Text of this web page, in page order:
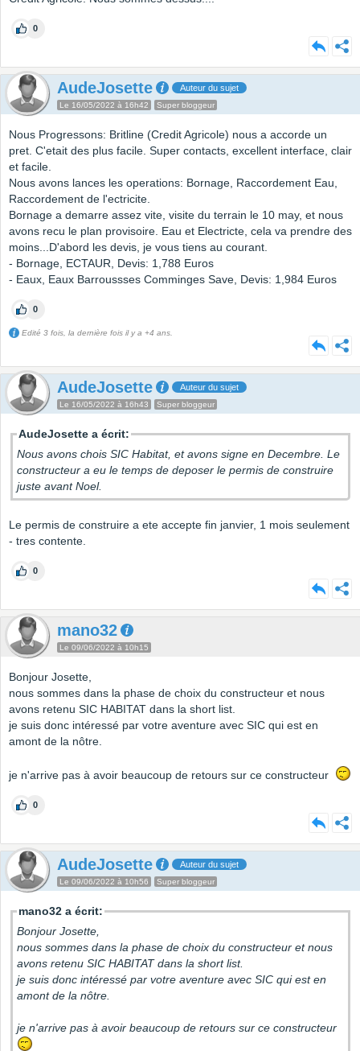
0
AudeJosette Auteur du sujet
Le 16/05/2022 à 16h42 Super bloggeur
Nous Progressons: Britline (Credit Agricole) nous a accorde un
pret. C'etait des plus facile. Super contacts, excellent interface, clair
et facile.
Nous avons lances les operations: Bornage, Raccordement Eau,
Raccordement de l'ectricite.
Bornage a demarre assez vite, visite du terrain le 10 may, et nous
avons recu le plan provisoire. Eau et Electricte, cela va prendre des
moins...D'abord les devis, je vous tiens au courant.
- Bornage, ECTAUR, Devis: 1,788 Euros
- Eaux, Eaux Barroussses Comminges Save, Devis: 1,984 Euros
0
Edité 3 fois, la dernière fois il y a +4 ans.
AudeJosette Auteur du sujet
Le 16/05/2022 à 16h43 Super bloggeur
AudeJosette a écrit:
Nous avons chois SIC Habitat, et avons signe en Decembre. Le
constructeur a eu le temps de deposer le permis de construire
juste avant Noel.
Le permis de construire a ete accepte fin janvier, 1 mois seulement
- tres contente.
0
mano32
Le 09/06/2022 à 10h15
Bonjour Josette,
nous sommes dans la phase de choix du constructeur et nous
avons retenu SIC HABITAT dans la short list.
je suis donc intéressé par votre aventure avec SIC qui est en
amont de la nôtre.
je n'arrive pas à avoir beaucoup de retours sur ce constructeur
0
AudeJosette Auteur du sujet
Le 09/06/2022 à 10h56 Super bloggeur
mano32 a écrit:
Bonjour Josette,
nous sommes dans la phase de choix du constructeur et nous
avons retenu SIC HABITAT dans la short list.
je suis donc intéressé par votre aventure avec SIC qui est en
amont de la nôtre.
je n'arrive pas à avoir beaucoup de retours sur ce constructeur